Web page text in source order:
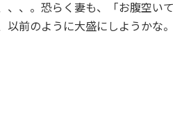
、、。恐らく妻も、「お腹空いて
前のように大盛にしようかな。